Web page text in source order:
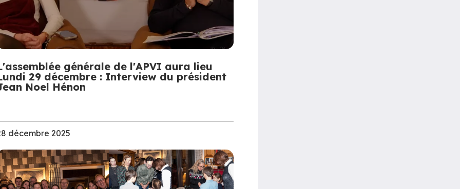
générale de l'APVI aura lieu
29 décembre : Interview du président
Noel Hénon
décembre 2025